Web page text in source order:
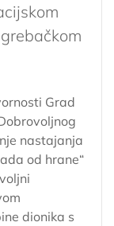
Grad
nastajanja
od hrane“
dionika s